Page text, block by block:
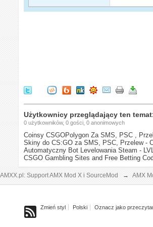
Użytkownicy przeglądający ten
0 użytkowników, 0 gości, 0 anonimowych
Coinsy CSGOPolygon Za SMS, PSC ,
Skiny do CS:GO za SMS, PSC, Przelew -
Automatyczny Bot Levelowania Steam -
CSGO Gambling Sites and Free Betting
AMXX.pl: Support AMX Mod X i SourceMod → AMX
Zmień styl Polski Oznacz jako